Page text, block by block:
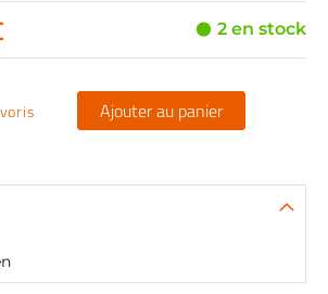
2 en stock
Ajouter au panier